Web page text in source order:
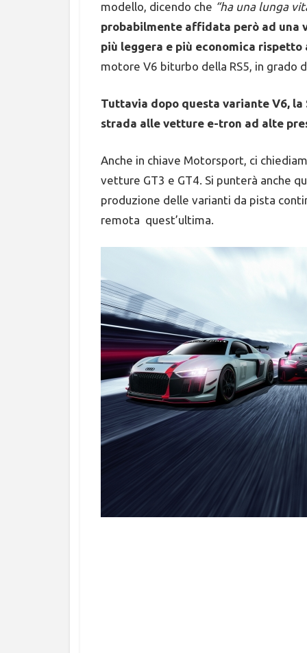
modello, dicendo che “ha una lunga
probabilmente affidata però ad una
più leggera e più economica rispetto
motore V6 biturbo della RS5, in grado
Tuttavia dopo questa variante V6,
strada alle vetture e-tron ad alte
Anche in chiave Motorsport, ci
vetture GT3 e GT4. Si punterà anche
produzione delle varianti da pista
remota quest’ultima.